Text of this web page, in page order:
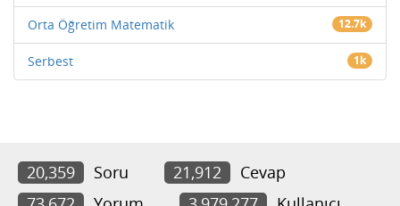
Orta Öğretim Matematik 12.7k
Serbest 1k
20,359 Soru 21,912
Cevap